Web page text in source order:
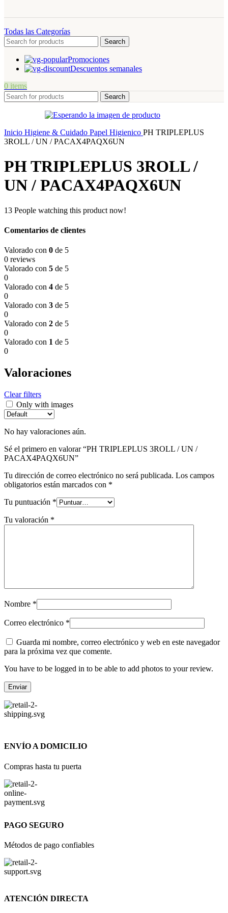
Todas las Categorías
Search
Promociones
Descuentos semanales
0 items
Search
Inicio Higiene & Cuidado Papel Higienico PH TRIPLEPLUS
3ROLL / UN / PACAX4PAQX6UN
PH TRIPLEPLUS 3ROLL /
UN / PACAX4PAQX6UN
13 People watching this product now!
Comentarios de clientes
Valorado con 0 de 5
0 reviews
Valorado con 5 de 5
0
Valorado con 4 de 5
0
Valorado con 3 de 5
0
Valorado con 2 de 5
0
Valorado con 1 de 5
0
Valoraciones
Clear filters
Only with images
No hay valoraciones aún.
Sé el primero en valorar “PH TRIPLEPLUS 3ROLL / UN /
PACAX4PAQX6UN”
Tu dirección de correo electrónico no será publicada. Los campos
obligatorios están marcados con *
Tu puntuación *
Tu valoración *
Nombre *
Correo electrónico *
Guarda mi nombre, correo electrónico y web en este navegador
para la próxima vez que comente.
You have to be logged in to be able to add photos to your review.
ENVÍO A DOMICILIO
Compras hasta tu puerta
PAGO SEGURO
Métodos de pago confiables
ATENCIÓN DIRECTA